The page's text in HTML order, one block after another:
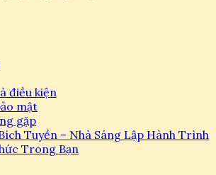
điều kiện
mật
gặp
Tuyền – Nhà Sáng Lập Hành Trình
Trong Bạn